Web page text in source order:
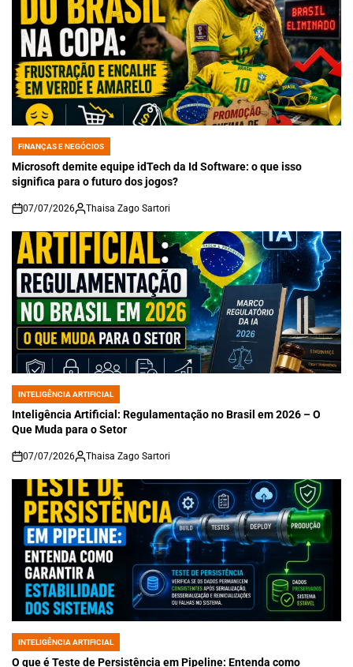
POSTED
IN
FINANÇAS E NEGÓCIOS
Microsoft demite equipe idTech da Id Software: o que isso
significa para o futuro dos jogos?
on
07/07/2026 Thaisa Zago Sartori
POSTED
IN
INTELIGÊNCIA ARTIFICIAL
Inteligência Artificial: Regulamentação no Brasil em 2026 – O
Que Muda para o Setor
on
07/07/2026 Thaisa Zago Sartori
POSTED
IN
INTELIGÊNCIA ARTIFICIAL
O que é Teste de Persistência em Pipeline: Entenda como